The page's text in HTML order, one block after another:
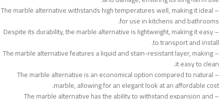
– The marble alternative withstands high temperatures well, making it ideal
for use in kitchens and bathrooms.
– Despite its durability, the marble alternative is lightweight, making it easy
to transport and install.
– The marble alternative features a liquid and stain-resistant layer, making
it easy to clean.
– The marble alternative is an economical option compared to natural
marble, allowing for an elegant look at an affordable cost.
– The marble alternative has the ability to withstand expansion and